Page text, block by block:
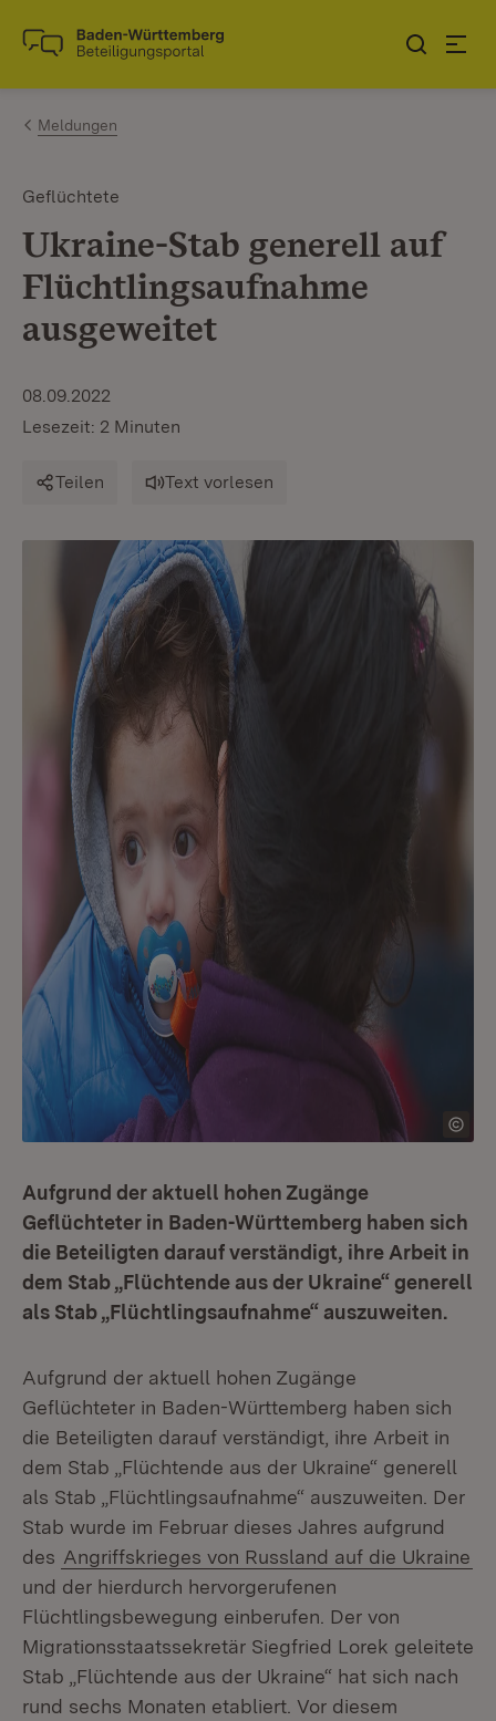
Zum Inhalt springen
Link zur Startseite
Meldungen
Geflüchtete
Ukraine-Stab generell auf
Flüchtlingsaufnahme
ausgeweitet
08.09.2022
Lesezeit: 2 Minuten
Teilen Text vorlesen
Aufgrund der aktuell hohen Zugänge
Geflüchteter in Baden-Württemberg haben sich
die Beteiligten darauf verständigt, ihre Arbeit in
dem Stab „Flüchtende aus der Ukraine“ generell
als Stab „Flüchtlingsaufnahme“ auszuweiten.
Aufgrund der aktuell hohen Zugänge
Geflüchteter in Baden-Württemberg haben sich
die Beteiligten darauf verständigt, ihre Arbeit in
dem Stab „Flüchtende aus der Ukraine“ generell
als Stab „Flüchtlingsaufnahme“ auszuweiten. Der
Stab wurde im Februar dieses Jahres aufgrund
des Angriffskrieges von Russland auf die Ukraine
und der hierdurch hervorgerufenen
Flüchtlingsbewegung einberufen. Der von
Migrationsstaatssekretär Siegfried Lorek geleitete
Stab „Flüchtende aus der Ukraine“ hat sich nach
rund sechs Monaten etabliert. Vor diesem